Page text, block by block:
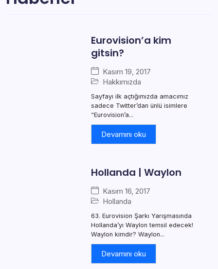
Eurovision’a kim
gitsin?
Kasım 19, 2017
Hakkımızda
Sayfayı ilk açtığımızda amacımız
sadece Twitter’dan ünlü isimlere
“Eurovision’a...
Devamını oku
Hollanda | Waylon
Kasım 16, 2017
Hollanda
63. Eurovision Şarkı Yarışmasında
Hollanda’yı Waylon temsil edecek!
Waylon kimdir? Waylon...
Devamını oku